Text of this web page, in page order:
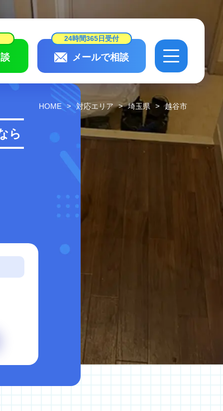
24時間365日受付
メールで相談
24時間365日受付
メールで相談
スタッフ紹介
作業実績・ お客様の声
HOME 対応エリア 埼玉県 越谷市
ら